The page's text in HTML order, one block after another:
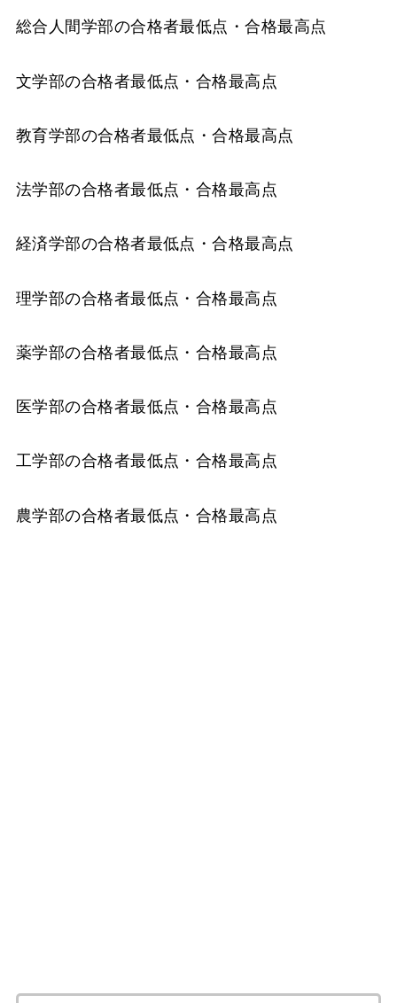
総合人間学部の合格者最低点・合格最高点
文学部の合格者最低点・合格最高点
教育学部の合格者最低点・合格最高点
法学部の合格者最低点・合格最高点
経済学部の合格者最低点・合格最高点
理学部の合格者最低点・合格最高点
薬学部の合格者最低点・合格最高点
医学部の合格者最低点・合格最高点
工学部の合格者最低点・合格最高点
農学部の合格者最低点・合格最高点